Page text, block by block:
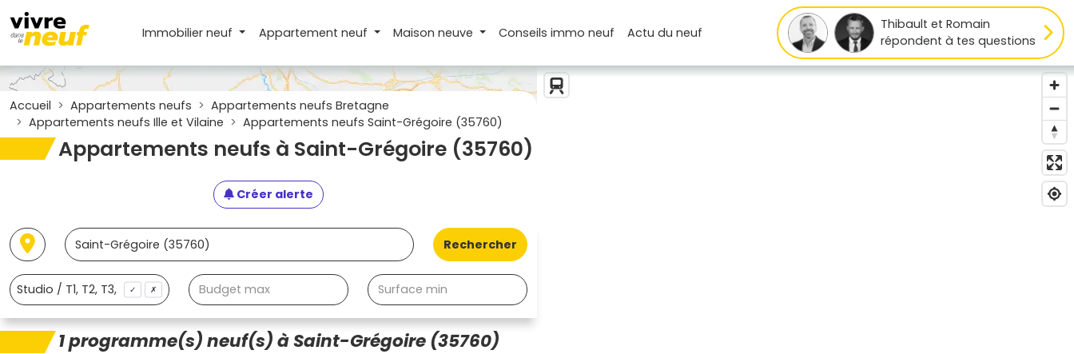
Immobilier neuf Appartement neuf Maison neuve Conseilsimmo neuf Actudu neuf
Thibault et Romain
répondent à tes questions
Accueil Appartements neufs
Appartements neufs Bretagne
Appartements neufs Ille et Vilaine
Appartements neufs Saint-Grégoire (35760)
Appartements neufs à Saint-Grégoire (35760)
Créer alerte
Rechercher
✓ ✗
1 programme(s) neuf(s) à Saint-Grégoire (35760)